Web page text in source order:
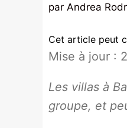
par Andrea
Cet article peut
Mise à jour :
Les villas à
groupe, et